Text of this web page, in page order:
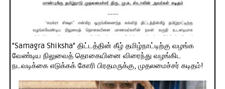
"Samagra Shiksha" திட்டத்தின் கீழ் தமிழ்நாட்டிற்கு வழங்க
வேண்டிய நிலுவைத் தொகையினை விரைந்து வழங்கிட
நடவடிக்கை எடுக்கக் கோரி பிரதமருக்கு, முதலமைச்சர் கடிதம்!